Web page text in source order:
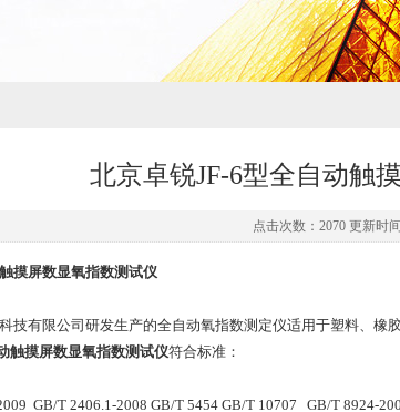
北京卓锐JF-6型全自动触
点击次数：2070 更新时
摸屏数显氧指数测试仪
技有限公司研发生产的全自动氧指数测定仪适用于塑料、橡
触摸屏数显氧指数测试仪符合标准：
GB/T 2406.1-2008 GB/T 5454 GB/T 10707 GB/T 8924-